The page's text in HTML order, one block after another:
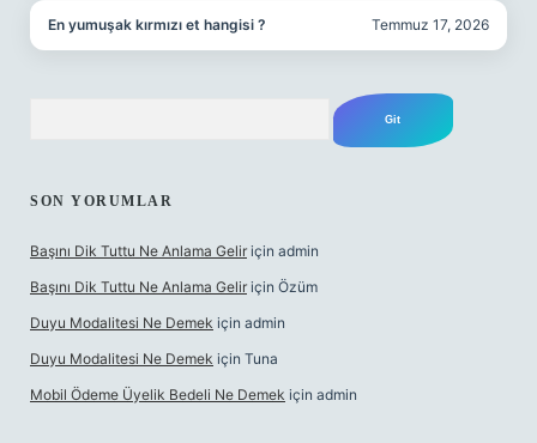
En yumuşak kırmızı et hangisi ? Temmuz 17, 2026
SON YORUMLAR
Başını Dik Tuttu Ne Anlama Gelir için admin
Başını Dik Tuttu Ne Anlama Gelir için Özüm
Duyu Modalitesi Ne Demek için admin
Duyu Modalitesi Ne Demek için Tuna
Mobil Ödeme Üyelik Bedeli Ne Demek için admin